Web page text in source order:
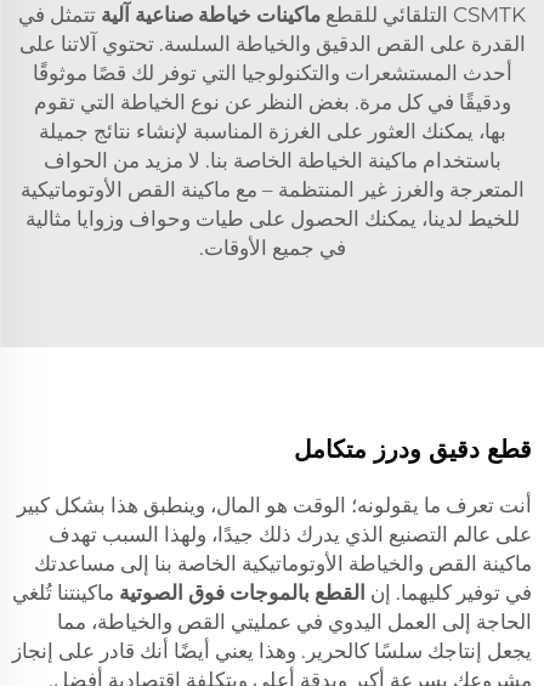
CSMTK التلقائي للقطع
ماكينات خياطة صناعية آلية تتمثل في
القدرة على القص الدقيق والخياطة السلسة. تحتوي آلاتنا على
أحدث المستشعرات والتكنولوجيا التي توفر لك قصًا موثوقًا
ودقيقًا في كل مرة. بغض النظر عن نوع الخياطة التي تقوم
بها، يمكنك العثور على الغرزة المناسبة لإنشاء نتائج جميلة
باستخدام ماكينة الخياطة الخاصة بنا. لا مزيد من الحواف
المتعرجة والغرز غير المنتظمة – مع ماكينة القص الأوتوماتيكية
للخيط لدينا، يمكنك الحصول على طيات وحواف وزوايا مثالية
في جميع الأوقات.
قطع دقيق ودرز متكامل
أنت تعرف ما يقولونه؛ الوقت هو المال، وينطبق هذا بشكل كبير
على عالم التصنيع الذي يدرك ذلك جيدًا، ولهذا السبب تهدف
ماكينة القص والخياطة الأوتوماتيكية الخاصة بنا إلى مساعدتك
في توفير كليهما. إن القطع بالموجات فوق الصوتية ماكينتنا تُلغي
الحاجة إلى العمل اليدوي في عمليتي القص والخياطة، مما
يجعل إنتاجك سلسًا كالحرير. وهذا يعني أيضًا أنك قادر على إنجاز
مشروعك بسرعة أكبر وبدقة أعلى وبتكلفة اقتصادية أفضل.